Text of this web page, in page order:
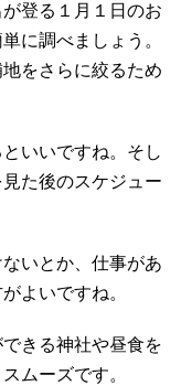
登る１月１日のお
に調べましょう。
をさらに絞るため
いいですね。そし
た後のスケジュー
いとか、仕事があ
よいですね。
きる神社や昼食を
ムーズです。